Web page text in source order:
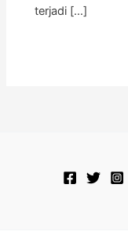
terjadi […]